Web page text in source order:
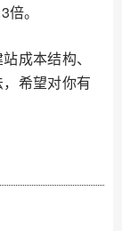
。
成本结构、
希望对你有